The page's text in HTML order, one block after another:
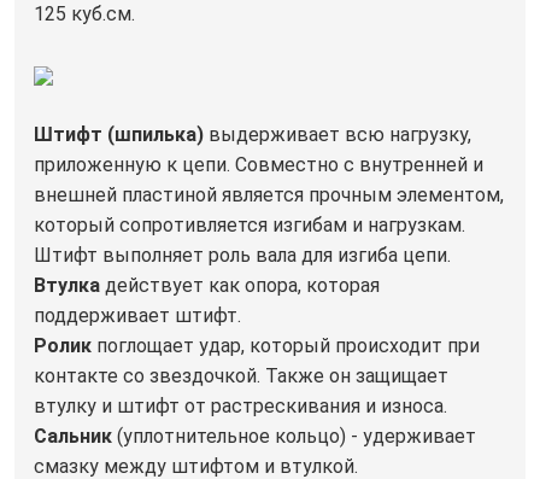
125 куб.см.
Штифт (шпилька) выдерживает всю нагрузку,
приложенную к цепи. Совместно с внутренней и
внешней пластиной является прочным элементом,
который сопротивляется изгибам и нагрузкам.
Штифт выполняет роль вала для изгиба цепи.
Втулка действует как опора, которая
поддерживает штифт.
Ролик поглощает удар, который происходит при
контакте со звездочкой. Также он защищает
втулку и штифт от растрескивания и износа.
Сальник (уплотнительное кольцо) - удерживает
смазку между штифтом и втулкой.